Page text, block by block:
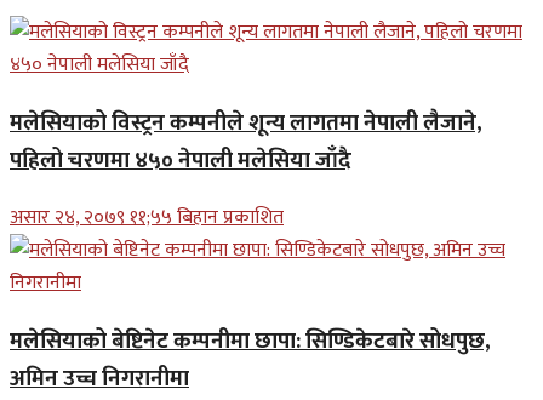
मलेसियाको विस्ट्रन कम्पनीले शून्य लागतमा नेपाली लैजाने,
पहिलो चरणमा ४५० नेपाली मलेसिया जाँदै
असार २४, २०७९ ११;५५ बिहान प्रकाशित
मलेसियाको बेष्टिनेट कम्पनीमा छापा: सिण्डिकेटबारे सोधपुछ,
अमिन उच्च निगरानीमा